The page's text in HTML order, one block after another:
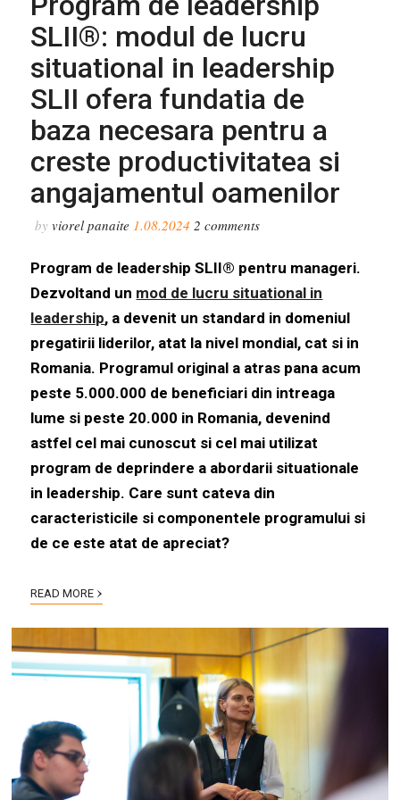
program din categoria “classic”: il
trec la modul de training esential in
curricula managerului si despre care
cred ca si peste ani, avandu-l ca
prilej de discutie in sala de curs va
genera multe analize, exemple si
invataturi.
impreuna, bazandu-ne pe o fundatie
puternica pe care ne-au ajutat sa o
stabilim!"
Human Invest ca fiind o companie cu
experienta si resursele necesare
implementarii de proiecte extinse de
training si dezvoltare."
SLII®: modul de lucru
situational in leadership
SLII ofera fundatia de
baza necesara pentru a
creste productivitatea si
angajamentul oamenilor
byviorel panaite 1.08.2024 2comments
Program de leadership SLII® pentru manageri.
Dezvoltand un mod de lucru situational in
leadership, a devenit un standard in domeniul
pregatirii liderilor, atat la nivel mondial, cat si in
Romania. Programul original a atras pana acum
peste 5.000.000 de beneficiari din intreaga
lume si peste 20.000 in Romania, devenind
astfel cel mai cunoscut si cel mai utilizat
program de deprindere a abordarii situationale
in leadership. Care sunt cateva din
caracteristicile si componentele programului si
de ce este atat de apreciat?
READ MORE ›